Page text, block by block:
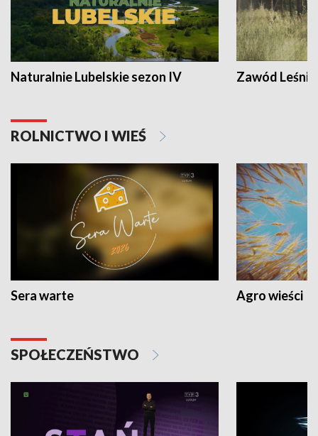
Naturalnie Lubelskie sezon IV Zawód Leśnik
ROLNICTWO I WIEŚ
Sera warte Agro wieści
SPOŁECZEŃSTWO